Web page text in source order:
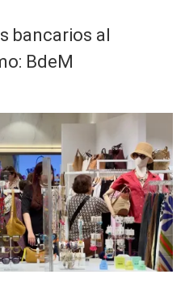
bancarios al
BdeM